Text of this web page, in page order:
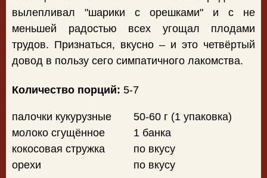
вылепливал "шарики с орешками" и с не
меньшей радостью всех угощал плодами
трудов. Признаться, вкусно – и это четвёртый
довод в пользу сего симпатичного лакомства.
Количество порций: 5-7
палочки кукурузные
50-60 г (1 упаковка)
молоко сгущённое
1 банка
кокосовая стружка
по вкусу
орехи
по вкусу